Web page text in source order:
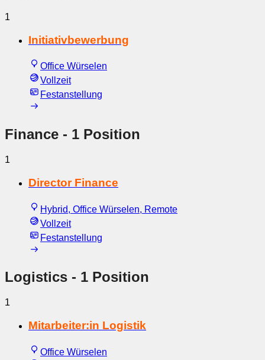
1
Initiativbewerbung
Office Würselen
Vollzeit
Festanstellung
Finance - 1 Position
1
Director Finance
Hybrid, Office Würselen, Remote
Vollzeit
Festanstellung
Logistics - 1 Position
1
Mitarbeiter:in Logistik
Office Würselen